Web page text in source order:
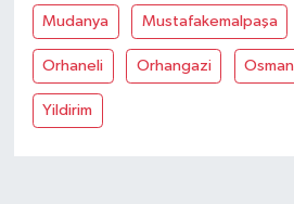
Mudanya Mustafakemalpaşa
Orhaneli Orhangazi
Yildirim